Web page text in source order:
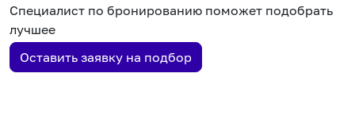
Специалист по бронированию поможет подобрать
лучшее
Оставить заявку на подбор